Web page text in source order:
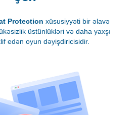
Protection xüsusiyyəti bir əlavə
üstünlükləri və daha yaxşı
edən oyun dəyişdiricisidir.